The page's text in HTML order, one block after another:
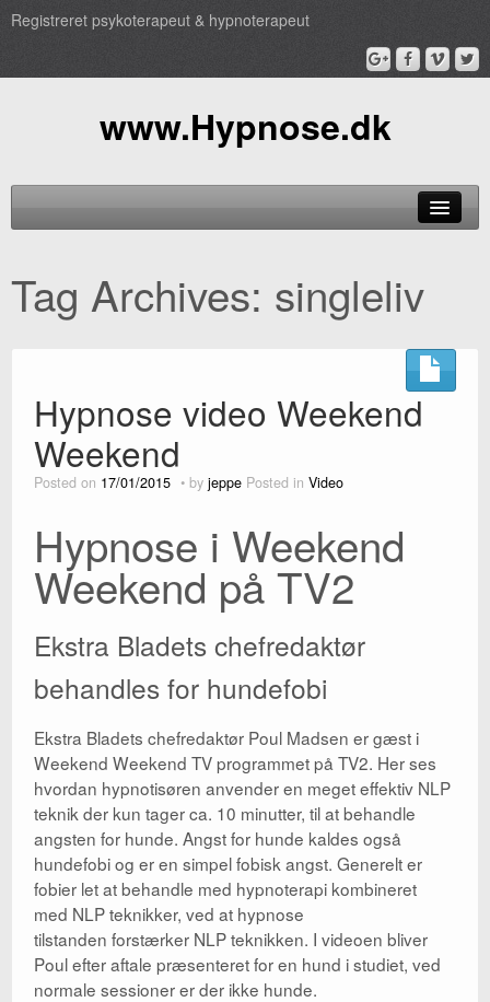
Registreret psykoterapeut & hypnoterapeut
www.Hypnose.dk
Behandling
Profil
Book
Kontakt
Parterapi
Blog
Tag Archives: singleliv
Hypnose video Weekend
Weekend
Posted on 17/01/2015 by jeppe Posted in Video
Hypnose i Weekend
Weekend på TV2
Ekstra Bladets chefredaktør
behandles for hundefobi
Ekstra Bladets chefredaktør Poul Madsen er gæst i
Weekend Weekend TV programmet på TV2. Her ses
hvordan hypnotisøren anvender en meget effektiv NLP
teknik der kun tager ca. 10 minutter, til at behandle
angsten for hunde. Angst for hunde kaldes også
hundefobi og er en simpel fobisk angst. Generelt er
fobier let at behandle med hypnoterapi kombineret
med NLP teknikker, ved at hypnose
tilstanden forstærker NLP teknikken. I videoen bliver
Poul efter aftale præsenteret for en hund i studiet, ved
normale sessioner er der ikke hunde.